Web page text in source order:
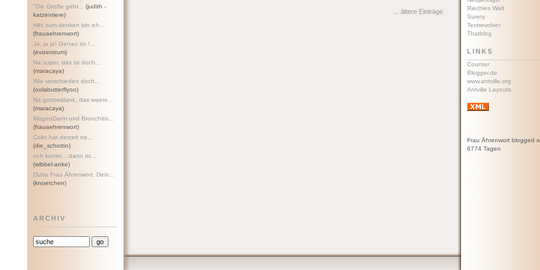
"Die Große geht...
(judith -
katzentiere)
Hihi zum denken bin ich...
(frauaehrenwort)
Ja, ja ja! Genau so !...
(evizentrum)
Na super, das ist doch...
(maracaya)
Wie verschieden doch...
(oolabutterflyoo)
Na gottseidank, das waere...
(maracaya)
MagenDarm und Bronchitis...
(frauaehrenwort)
Colin hat derzeit ne...
(die_schottin)
och komm....dann ist...
(wibbel-anke)
Duhu Frau Ährenwort. Dein...
(knoetchen)
ARCHIV
ältere Einträge
Riechies Welt
Surety
Textrevolver
Thatblog
LINKS
Counter
Blogger.de
www.antville.org
Antville Layouts
Frau Ährenwort blogged
6774 Tagen